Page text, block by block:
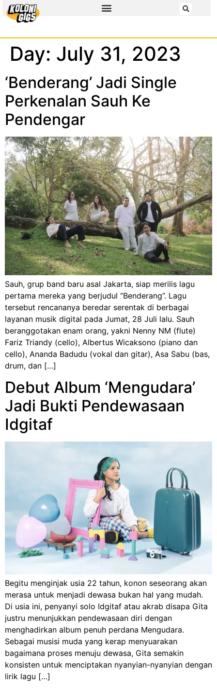
Day: July 31, 2023
‘Benderang’ Jadi Single
Perkenalan Sauh Ke
Pendengar
Sauh, grup band baru asal Jakarta, siap merilis lagu
pertama mereka yang berjudul “Benderang”. Lagu
tersebut rencananya beredar serentak di berbagai
layanan musik digital pada Jumat, 28 Juli lalu. Sauh
beranggotakan enam orang, yakni Nenny NM (flute)
Fariz Triandy (cello), Albertus Wicaksono (piano dan
cello), Ananda Badudu (vokal dan gitar), Asa Sabu (bas,
drum, dan […]
Debut Album ‘Mengudara’
Jadi Bukti Pendewasaan
Idgitaf
Begitu menginjak usia 22 tahun, konon seseorang akan
merasa untuk menjadi dewasa bukan hal yang mudah.
Di usia ini, penyanyi solo Idgitaf atau akrab disapa Gita
justru menunjukkan pendewasaan diri dengan
menghadirkan album penuh perdana Mengudara.
Sebagai musisi muda yang kerap menyuarakan
bagaimana proses menuju dewasa, Gita semakin
konsisten untuk menciptakan nyanyian-nyanyian dengan
lirik lagu […]